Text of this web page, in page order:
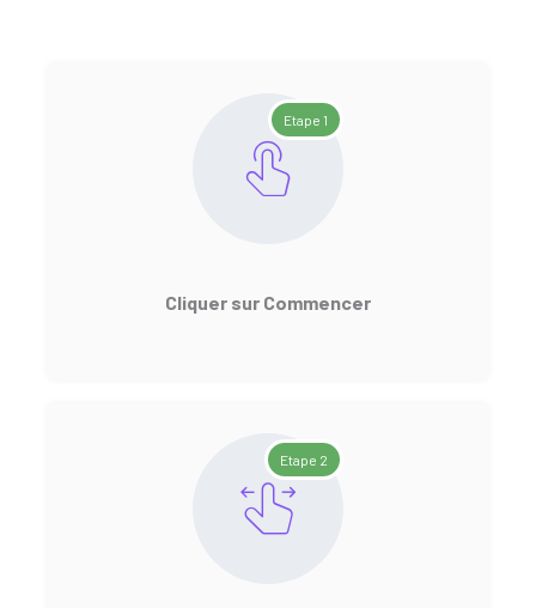
Etape 1
Cliquer sur Commencer
Etape 2